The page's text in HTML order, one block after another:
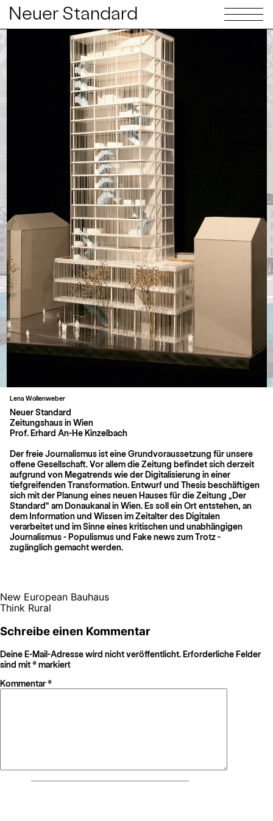
Neuer Standard
Lena Wollenweber
Neuer Standard
Zeitungshaus in Wien
Prof. Erhard An-He Kinzelbach
Der freie Journalismus ist eine Grundvoraussetzung für unsere
offene Gesellschaft. Vor allem die Zeitung befindet sich derzeit
aufgrund von Megatrends wie der Digitalisierung in einer
tiefgreifenden Transformation. Entwurf und Thesis beschäftigen
sich mit der Planung eines neuen Hauses für die Zeitung „Der
Standard“ am Donaukanal in Wien. Es soll ein Ort entstehen, an
dem Information und Wissen im Zeitalter des Digitalen
verarbeitet und im Sinne eines kritischen und unabhängigen
Journalismus - Populismus und Fake news zum Trotz -
zugänglich gemacht werden.
Beitragsnavigation
New European Bauhaus
Think Rural
Schreibe einen Kommentar
Deine E-Mail-Adresse wird nicht veröffentlicht.Erforderliche Felder
sind mit*markiert
Kommentar*